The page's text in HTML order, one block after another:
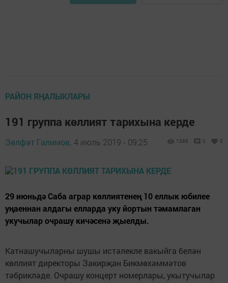
РАЙОН ЯҢАЛЫКЛАРЫ
191 группа көллият тарихына керде
Зөлфәт Галимов, 4 июль 2019 - 09:25 1389 0 0
29 июньдә Саба аграр көллиятенең 10 еллык юбилее
уңаеннан алдагы елларда уку йортын тәмамлаган
укучылар очрашу кичәсенә җыелды.
Катнашучыларны шушы истәлекле вакыйга белән
көллият директоры Закирҗан Бикмөхәммәтов
тәбрикләде. Очрашу концерт номерлары, укытучылар